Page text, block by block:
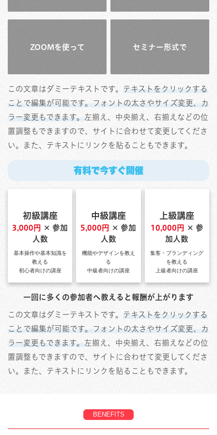
ZOOMを使って セミナー形式で
この文章はダミーテキストです。 テキストをクリックする
ことで編集が可能です。フォントの太さやサイズ変更、カ
ラー変更もできます。 左揃え、中央揃え、右揃えなどの位
置調整もできますので、サイトに合わせて変更してくださ
い。また、テキストにリンクを貼ることもできます。
有料で今すぐ開催
初級講座
3,000円 ✕ 参加
人数
基本操作や基本知識を
教える
初心者向けの講座
中級講座
5,000円 ✕ 参加
人数
機能やデザインを教え
る
中級者向けの講座
上級講座
10,000円 ✕ 参
加人数
集客・ブランディング
を教える
上級者向けの講座
一回に多くの参加者へ教えると報酬が上がります
この文章はダミーテキストです。 テキストをクリックする
ことで編集が可能です。フォントの太さやサイズ変更、カ
ラー変更もできます。左揃え、中央揃え、右揃えなどの位
置調整もできますので、サイトに合わせて変更してくださ
い。また、テキストにリンクを貼ることもできます。
BENEFITS